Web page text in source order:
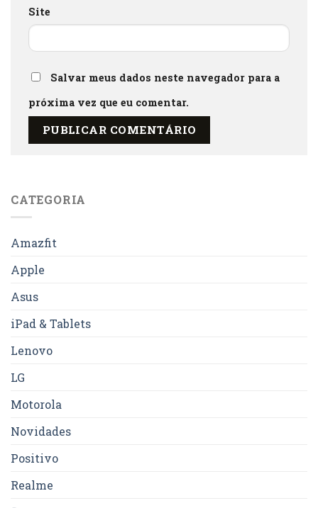
Site
Salvar meus dados neste navegador para a
próxima vez que eu comentar.
CATEGORIA
Amazfit
Apple
Asus
iPad & Tablets
Lenovo
LG
Motorola
Novidades
Positivo
Realme